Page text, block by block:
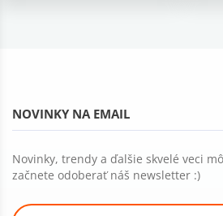
NOVINKY NA EMAIL
Novinky, trendy a ďalšie skvelé veci
začnete odoberať náš newsletter :)